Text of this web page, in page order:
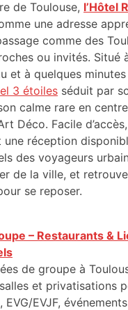
de Toulouse, l’Hôtel
une adresse
comme des
ou invités. Situé
et à quelques
3 étoiles séduit par
calme rare en
Déco. Facile
réception
des voyageurs
de la ville, et
se reposer.
– Restaurants &
de groupe à
et privatisations
EVG/EVJF,